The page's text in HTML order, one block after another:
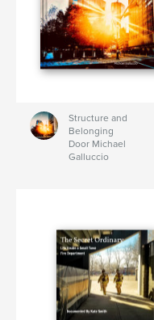
Structure and
Belonging
Door Michael
Galluccio